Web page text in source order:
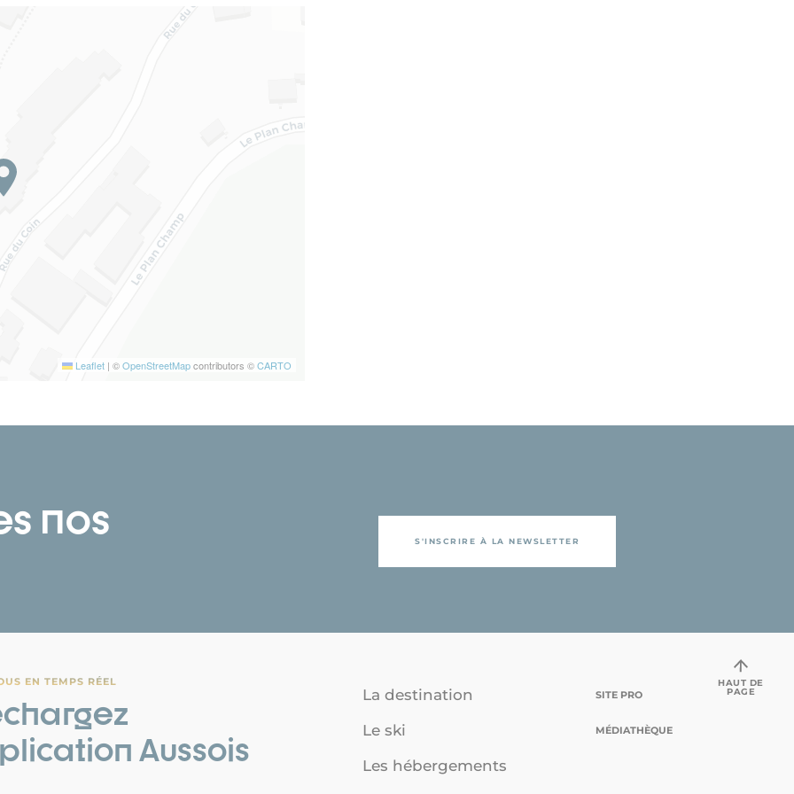
Leaflet | ©OpenStreetMapcontributors ©CARTO
nos S'INSCRIRE À LA NEWSLETTER
EN TEMPS RÉEL
Aussois
La destination
Le ski
Les hébergements
SITE PRO
MÉDIATHÈQUE
HAUT DE
PAGE